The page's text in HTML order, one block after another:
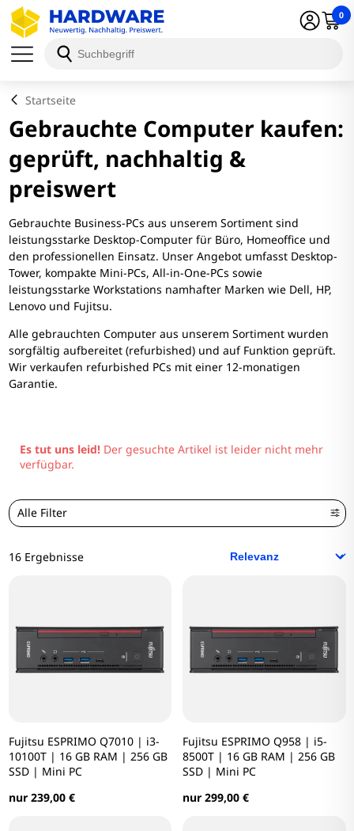
0
Startseite
Gebrauchte Computer kaufen:
geprüft, nachhaltig &
preiswert
Gebrauchte Business-PCs aus unserem Sortiment sind
leistungsstarke Desktop-Computer für Büro, Homeoffice und
den professionellen Einsatz. Unser Angebot umfasst Desktop-
Tower, kompakte Mini-PCs, All-in-One-PCs sowie
leistungsstarke Workstations namhafter Marken wie Dell, HP,
Lenovo und Fujitsu.
Alle gebrauchten Computer aus unserem Sortiment wurden
sorgfältig aufbereitet (refurbished) und auf Funktion geprüft.
Wir verkaufen refurbished PCs mit einer 12-monatigen
Garantie.
Es tut uns leid!Der gesuchte Artikel ist leider nicht mehr
verfügbar.
Alle Filter
16 Ergebnisse
Fujitsu ESPRIMO Q7010 | i3-
10100T | 16 GB RAM | 256 GB
SSD | Mini PC
nur 239,00 €
Fujitsu ESPRIMO Q958 | i5-
8500T | 16 GB RAM | 256 GB
SSD | Mini PC
nur 299,00 €